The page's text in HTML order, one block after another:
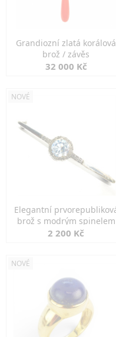
Grandiozní zlatá korálová
brož / závěs
32 000 Kč
NOVÉ
Elegantní
brož s modrým spinelem
2 200 Kč
NOVÉ